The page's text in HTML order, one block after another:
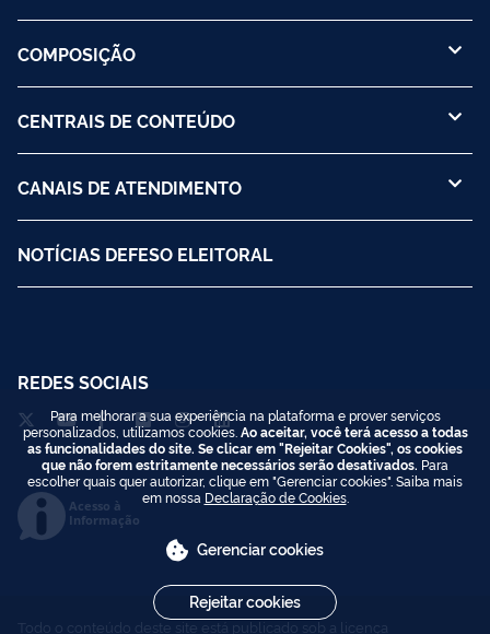
COMPOSIÇÃO
CENTRAIS DE CONTEÚDO
CANAIS DE ATENDIMENTO
NOTÍCIAS DEFESO ELEITORAL
REDES SOCIAIS
Acesso à
Informação
Todo o conteúdo deste site está publicado sob a licença
Para melhorar a sua experiência na plataforma e prover serviços
personalizados, utilizamos cookies. Ao aceitar, você terá acesso a todas
as funcionalidades do site. Se clicar em "Rejeitar Cookies", os cookies
que não forem estritamente necessários serão desativados. Para
escolher quais quer autorizar, clique em "Gerenciar cookies". Saiba mais
em nossa Declaração de Cookies.
Gerenciar cookies
Rejeitar cookies